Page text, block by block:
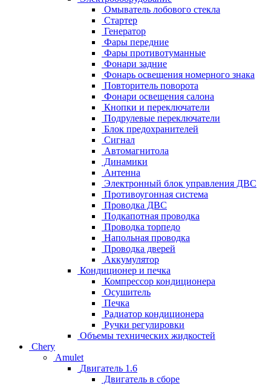
Омыватель лобового стекла
Стартер
Генератор
Фары передние
Фары противотуманные
Фонари задние
Фонарь освещения номерного знака
Повторитель поворота
Фонари освещения салона
Кнопки и переключатели
Подрулевые переключатели
Блок предохранителей
Сигнал
Автомагнитола
Динамики
Антенна
Электронный блок управления ДВС
Противоугонная система
Проводка ДВС
Подкапотная проводка
Проводка торпедо
Напольная проводка
Проводка дверей
Аккумулятор
Кондиционер и печка
Компрессор кондиционера
Осушитель
Печка
Радиатор кондиционера
Ручки регулировки
Объемы технических жидкостей
Chery
Amulet
Двигатель 1.6
Двигатель в сборе